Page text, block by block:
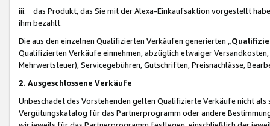
iii. das Produkt, das Sie mit der Alexa-Einkaufsaktion vorgestellt
ihm bezahlt.
Die aus den einzelnen Qualifizierten Verkäufen generierten „
Qualifizierten Verkäufe einnehmen, abzüglich etwaiger
Mehrwertsteuer), Servicegebühren, Gutschriften, Preisnachlässe,
2. Ausgeschlossene Verkäufe
Unbeschadet des Vorstehenden gelten Qualifizierte Verkäufe nicht
Vergütungskatalog für das Partnerprogramm oder andere